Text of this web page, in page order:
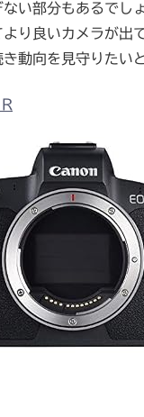
い部分もあるでし
り良いカメラが出
動向を見守りたい